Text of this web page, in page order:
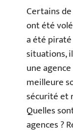
Certains
ont été
a été piraté
situations,
une
meilleure
sécurité et
Quelles
agences ?